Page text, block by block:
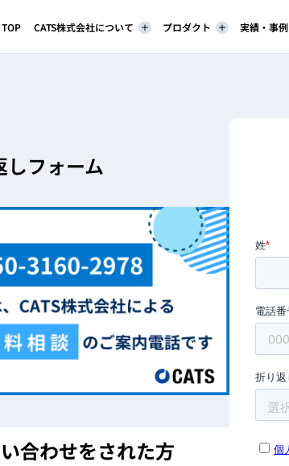
TOP CATS株式会社について プロダクト 実績・事例
しフォーム
合わせをされた方